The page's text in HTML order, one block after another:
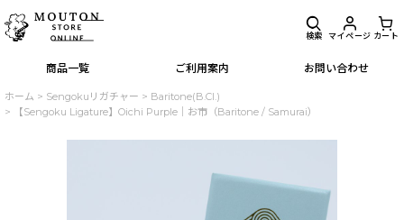
商品一覧 ご利用案内 お問い合わせ
検索 マイページ カート
ホーム > Sengokuリガチャー > Baritone(B.Cl.)
>
【Sengoku Ligature】Oichi Purple｜お市（Baritone / Samurai）